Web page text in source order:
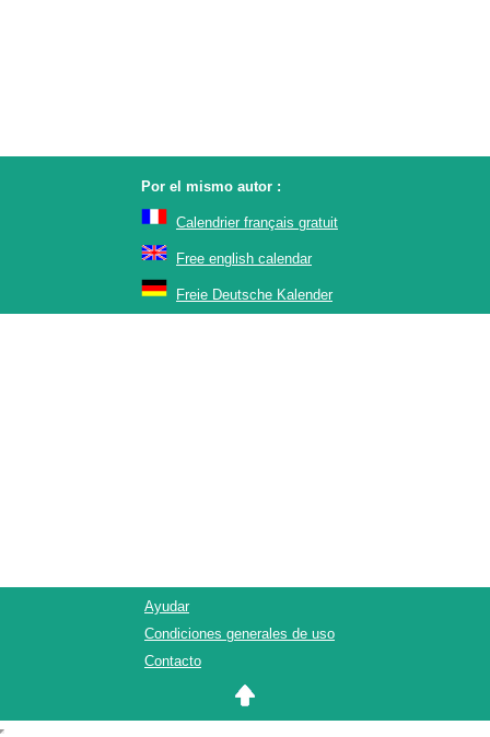
Por el mismo autor :
Calendrier français gratuit
Free english calendar
Freie Deutsche Kalender
Ayudar
Condiciones generales de uso
Contacto